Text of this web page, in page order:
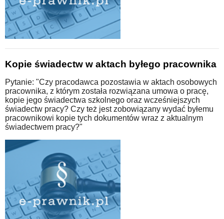
Kopie świadectw w aktach byłego pracownika
Pytanie: "Czy pracodawca pozostawia w aktach osobowych
pracownika, z którym została rozwiązana umowa o pracę,
kopie jego świadectwa szkolnego oraz wcześniejszych
świadectw pracy? Czy też jest zobowiązany wydać byłemu
pracownikowi kopie tych dokumentów wraz z aktualnym
świadectwem pracy?"